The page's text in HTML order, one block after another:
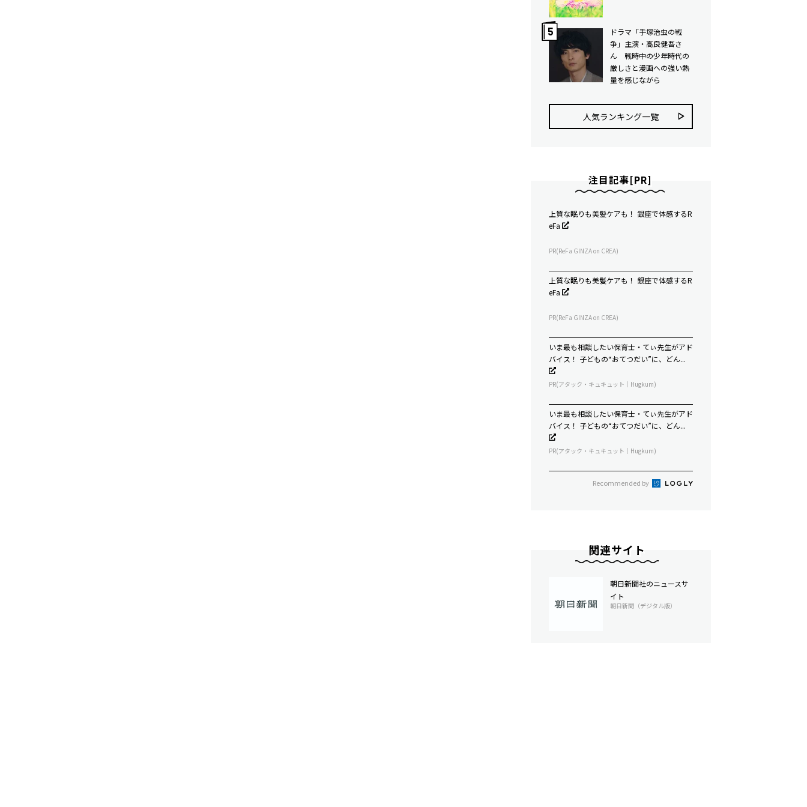
ドラマ「手塚治虫の戦
争」主演・高良健吾さ
ん 戦時中の少年時代の
厳しさと漫画への強い熱
量を感じながら
人気ランキング⼀覧
注目記事[PR]
上質な眠りも美髪ケアも！ 銀座で体感するR
eFa
PR(ReFa GINZA on CREA)
上質な眠りも美髪ケアも！ 銀座で体感するR
eFa
PR(ReFa GINZA on CREA)
いま最も相談したい保育士・てぃ先生がアド
バイス！ 子どもの“おてつだい”に、どん...
PR(アタック・キュキュット｜Hugkum)
いま最も相談したい保育士・てぃ先生がアド
バイス！ 子どもの“おてつだい”に、どん...
PR(アタック・キュキュット｜Hugkum)
Recommended by
関連サイト
朝日新聞社のニュースサ
イト
朝日新聞（デジタル版）